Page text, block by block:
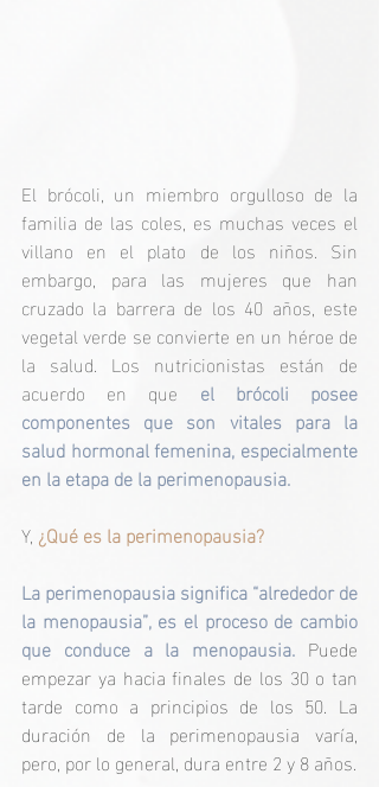
El brócoli, un miembro orgulloso de la
familia de las coles, es muchas veces el
villano en el plato de los niños. Sin
embargo, para las mujeres que han
cruzado la barrera de los 40 años, este
vegetal verde se convierte en un héroe de
la salud. Los nutricionistas están de
acuerdo en que el brócoli posee
componentes que son vitales para la
salud hormonal femenina, especialmente
en la etapa de la perimenopausia.
Y, ¿Qué es la perimenopausia?
La perimenopausia significa “alrededor de
la menopausia”, es el proceso de cambio
que conduce a la menopausia. Puede
empezar ya hacia finales de los 30 o tan
tarde como a principios de los 50. La
duración de la perimenopausia varía,
pero, por lo general, dura entre 2 y 8 años.